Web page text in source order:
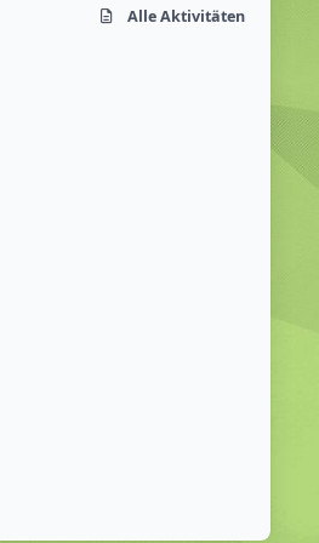
Alle Aktivitäten